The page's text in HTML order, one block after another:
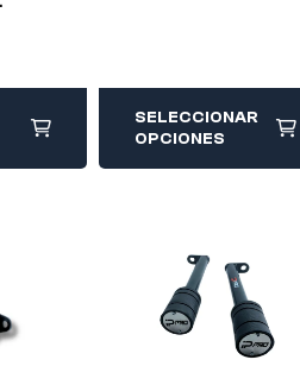
SELECCIONAR
OPCIONES